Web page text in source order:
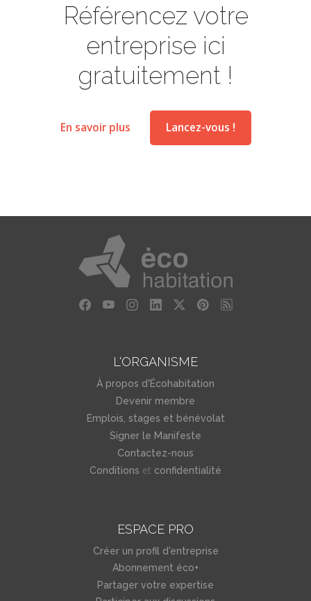
Référencez votre
entreprise ici
gratuitement !
En savoir plus Lancez-vous !
L'ORGANISME
À propos d'Écohabitation
Devenir membre
Emplois, stages et bénévolat
Signer le Manifeste
Contactez-nous
Conditions et confidentialité
ESPACE PRO
Créer un profil d'entreprise
Abonnement éco+
Partager votre expertise